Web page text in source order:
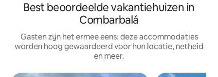
Best beoordeelde vakantiehuizen in
Combarbalá
Gasten zijn het ermee eens: deze accommodaties
worden hoog gewaardeerd voor hun locatie, netheid
en meer.